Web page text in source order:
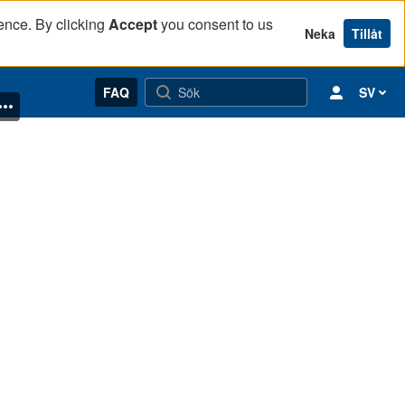
By clicking Acceptyou consent to us Neka Tillåt
FAQ SV